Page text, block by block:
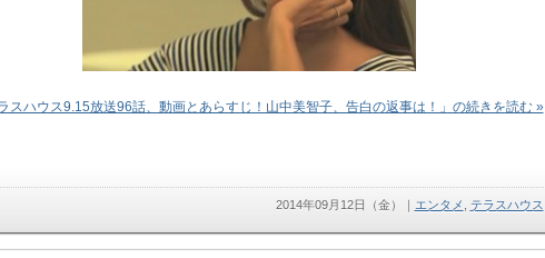
ラスハウス9.15放送96話、動画とあらすじ！山中美智子、告白の返事は！」の続きを読む »
2014年09月12日（金） ｜ エンタメ テラスハウス